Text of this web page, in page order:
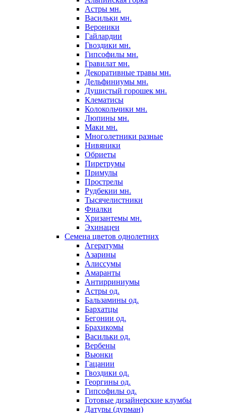
Астры мн.
Васильки мн.
Вероники
Гайлардии
Гвоздики мн.
Гипсофилы мн.
Гравилат мн.
Декоративные травы мн.
Дельфиниумы мн.
Душистый горошек мн.
Клематисы
Колокольчики мн.
Люпины мн.
Маки мн.
Многолетники разные
Нивяники
Обриеты
Пиретрумы
Примулы
Прострелы
Рудбекии мн.
Тысячелистники
Фиалки
Хризантемы мн.
Эхинацеи
Семена цветов однолетних
Агератумы
Азарины
Алиссумы
Амаранты
Антирриниумы
Астры од.
Бальзамины од.
Бархатцы
Бегонии од.
Брахикомы
Васильки од.
Вербены
Вьюнки
Гацании
Гвоздики од.
Георгины од.
Гипсофилы од.
Готовые дизайнерские клумбы
Датуры (дурман)